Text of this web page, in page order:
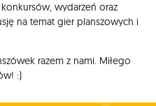
wydarzeń oraz
na temat gier planszowych i
razem z nami. Miłego
:)